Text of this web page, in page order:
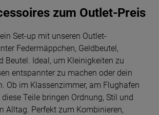
zum Outlet-Preis
Set-up mit unseren Outlet-
Federmäppchen, Geldbeutel,
Beutel. Ideal, um Kleinigkeiten zu
entspannter zu machen oder dein
Ob im Klassenzimmer, am Flughafen
Teile bringen Ordnung, Stil und
Alltag. Perfekt zum Kombinieren,